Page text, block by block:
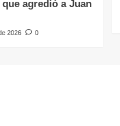
agredió a Juan
2026 0